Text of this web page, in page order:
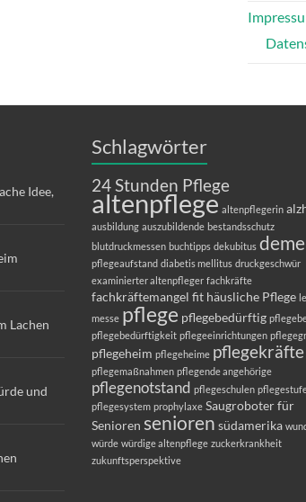
Idee,
Lachen
und
Schlagwörter
24 Stunden Pflege
altenpflege altenpflegerin
ausbildung auszubildende bestandsschutz
blutdruckmessen buchtipps dekubitus
pflegeaufstand diabetis mellitus druckgeschwür
examinierter altenpfleger fachkräfte
fachkräftemangel fit häusliche Pflege
messe pflege pflegebedürftig
pflegebedürftigkeit pflegeeinrichtungen
pflegeheim pflegeheime pflegekräfte
pflegemaßnahmen pflegende angehörige
pflegenotstand pflegeschulen
pflegesystem prophylaxe Saugroboter für
Senioren senioren südamerika
würde würdige altenpflege zuckerkrankheit
zukunftsperspektive